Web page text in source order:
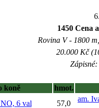
1450 Cena
Rovina V - 1800
20.000 Kč
koně
hmot.
6 val 57,0
am.